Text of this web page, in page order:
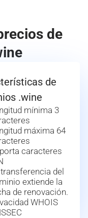
de
de
.wine
mínima 3
máxima 64
caracteres
del
extiende la
de renovación.
WHOIS